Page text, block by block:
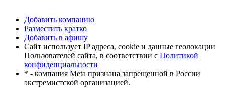
Добавить компанию
Разместить кратко
Добавить в афишу
Сайт использует IP адреса, cookie и данные геолокации
Пользователей сайта, в соответствии с Политикой
конфиденциальности
* - компания Meta признана запрещенной в России
экстремистской организацией.